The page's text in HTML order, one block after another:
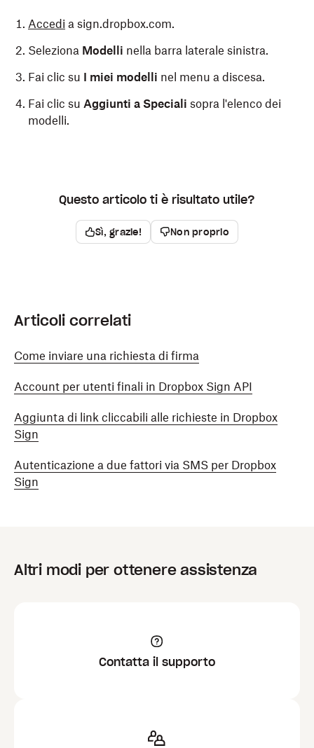
Accedi a sign.dropbox.com.
Seleziona Modelli nella barra laterale sinistra.
Fai clic su I miei modelli nel menu a discesa.
Fai clic su Aggiunti a Speciali sopra l'elenco dei
modelli.
Questo articolo ti è risultato utile?
Sì, grazie! Non proprio
Articoli correlati
Come inviare una richiesta di firma
Account per utenti finali in Dropbox Sign API
Aggiunta di link cliccabili alle richieste in Dropbox
Sign
Autenticazione a due fattori via SMS per Dropbox
Sign
Altri modi per ottenere assistenza
Contatta il supporto